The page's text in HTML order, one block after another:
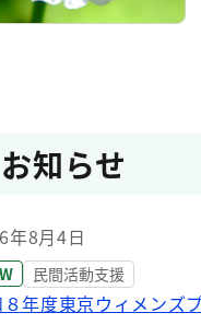
お知らせ
年8月4日
民間活動支援
８年度東京ウィメン